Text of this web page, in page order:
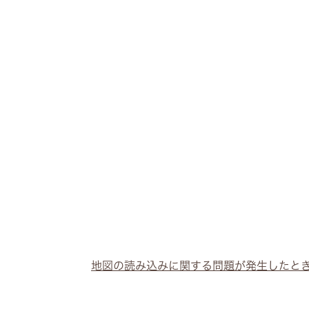
地図の読み込みに関する問題が発生したと